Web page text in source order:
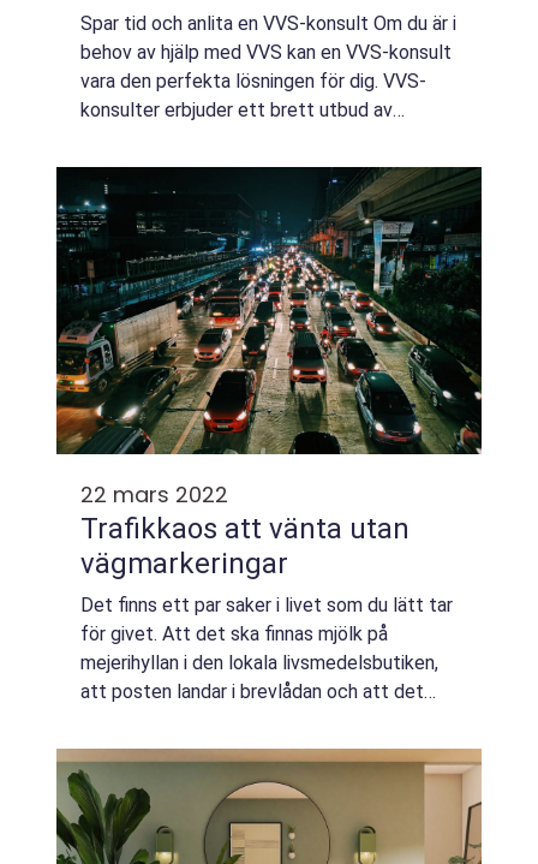
Spar tid och anlita en VVS-konsult Om du är i
behov av hjälp med VVS kan en VVS-konsult
vara den perfekta lösningen för dig. VVS-
konsulter erbjuder ett brett utbud av
problem du kan tänkas ha. Från avlopp...
22 mars 2022
Trafikkaos att vänta utan
vägmarkeringar
Det finns ett par saker i livet som du lätt tar
för givet. Att det ska finnas mjölk på
mejerihyllan i den lokala livsmedelsbutiken,
att posten landar i brevlådan och att det
trafiken ska organiseras. Ingen av de...